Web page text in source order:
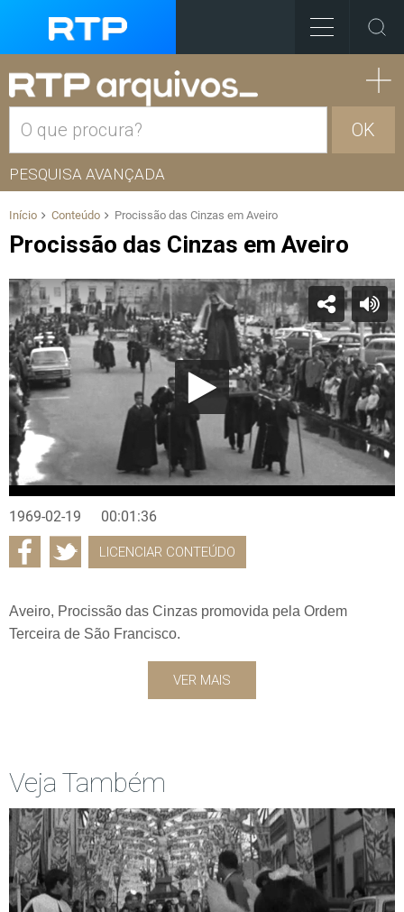
OK
PESQUISA AVANÇADA
Início Conteúdo Procissão das Cinzas em Aveiro
Procissão das Cinzas em Aveiro
1969-02-19 00:01:36
LICENCIAR CONTEÚDO
Aveiro, Procissão das Cinzas promovida pela Ordem
Terceira de São Francisco.
VER MAIS
Veja Também